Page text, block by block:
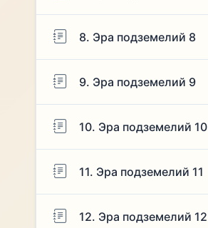
8. Эра подземелий 8
9. Эра подземелий 9
10. Эра подземелий 10
11. Эра подземелий 11
12. Эра подземелий 12